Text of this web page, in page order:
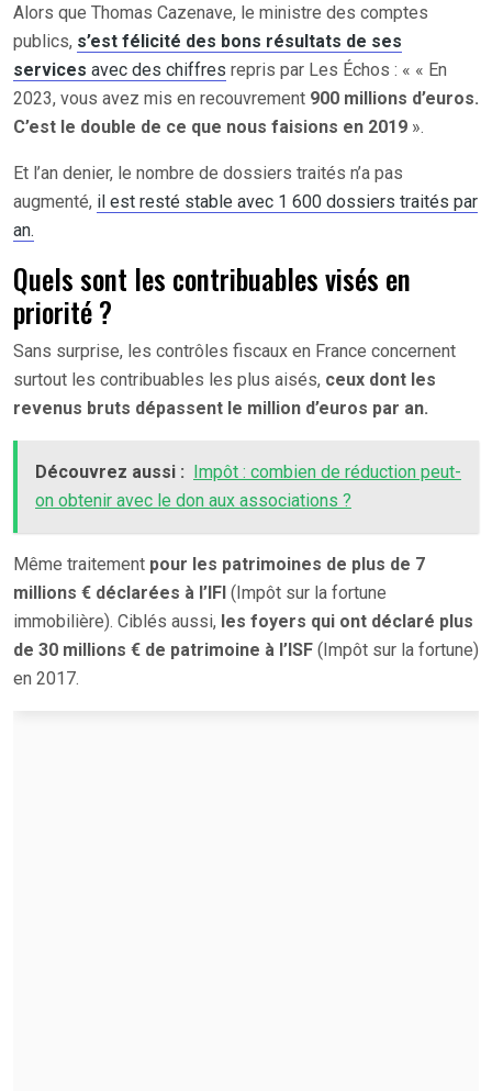
Alors que Thomas Cazenave, le ministre des comptes
publics, s’est félicité des bons résultats de ses
services avec des chiffres repris par Les Échos : « « En
2023, vous avez mis en recouvrement 900 millions d’euros.
C’est le double de ce que nous faisions en 2019 ».
Et l’an denier, le nombre de dossiers traités n’a pas
augmenté, il est resté stable avec 1 600 dossiers traités par
an.
Quels sont les contribuables visés en
priorité ?
Sans surprise, les contrôles fiscaux en France concernent
surtout les contribuables les plus aisés, ceux dont les
revenus bruts dépassent le million d’euros par an.
Découvrez aussi : Impôt : combien de réduction peut-
on obtenir avec le don aux associations ?
Même traitement pour les patrimoines de plus de 7
millions € déclarées à l’IFI (Impôt sur la fortune
immobilière). Ciblés aussi, les foyers qui ont déclaré plus
de 30 millions € de patrimoine à l’ISF (Impôt sur la fortune)
en 2017.